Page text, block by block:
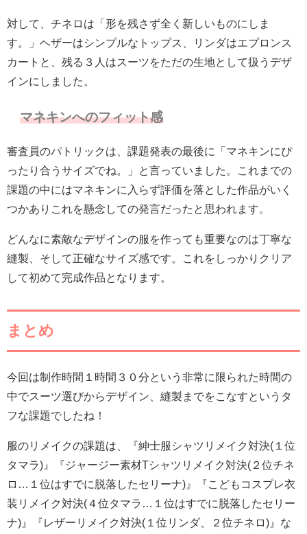
対して、チネロは「形を残さず全く新しいものにしま
す。」ヘザーはシンプルなトップス、リンダはエプロンス
カートと、残る３人はスーツをただの生地として扱うデザ
インにしました。
マネキンへのフィット感
審査員のパトリックは、課題発表の最後に「マネキンにぴ
ったり合うサイズでね。」と言っていました。これまでの
課題の中にはマネキンに入らず評価を落とした作品がいく
つかありこれを懸念しての発言だったと思われます。
どんなに素敵なデザインの服を作っても重要なのは丁寧な
縫製、そして正確なサイズ感です。これをしっかりクリア
して初めて完成作品となります。
まとめ
今回は制作時間１時間３０分という非常に限られた時間の
中でスーツ選びからデザイン、縫製までをこなすというタ
フな課題でしたね！
服のリメイクの課題は、『紳士服シャツリメイク対決(１位
タマラ)』『ジャージー素材Tシャツリメイク対決(２位チネ
ロ…１位はすでに脱落したセリーナ)』『こどもコスプレ衣
装リメイク対決(４位タマラ…１位はすでに脱落したセリー
ナ)』『レザーリメイク対決(１位リンダ、２位チネロ)』な